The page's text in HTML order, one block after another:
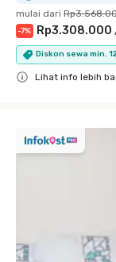
mulai dari
-7% Rp3.308.000
Diskon sewa min.
Lihat info lebih